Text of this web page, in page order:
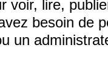
voir, lire,
besoin de
un